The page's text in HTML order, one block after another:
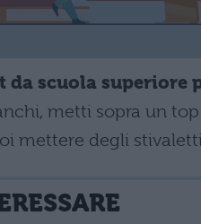
da scuola superiore
metti sopra un
mettere degli